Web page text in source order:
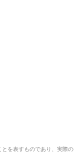
を表すものであり、実際の